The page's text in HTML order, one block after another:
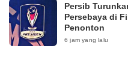
Persib
Persebaya di
Penonton
6 jam yang lalu